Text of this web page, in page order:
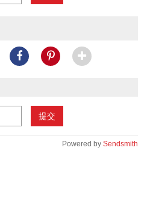
提交
Powered by Sendsmith